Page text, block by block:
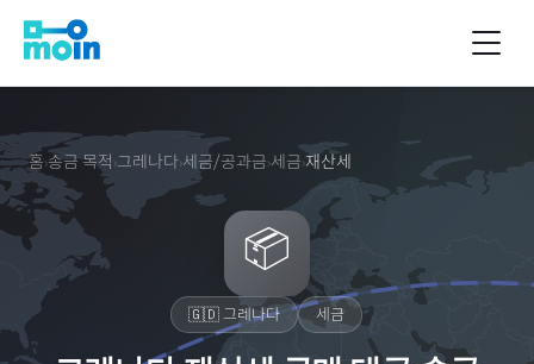
홈›송금 목적 ›그레나다›세금/공과금›세금›재산세
📦
🇬🇩 그레나다 세금